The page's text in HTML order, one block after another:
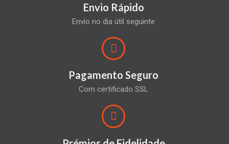
Envio Rápido
Envio no dia útil seguinte
Pagamento Seguro
Com certificado SSL